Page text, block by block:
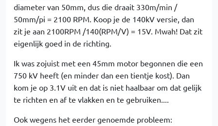
diameter van 50mm, dus die draait 330m/min /
50mm/pi = 2100 RPM. Koop je de 140kV versie, dan
zit je aan 2100RPM /140(RPM/V) = 15V. Mwah! Dat zit
eigenlijk goed in de richting.
Ik was zojuist met een 45mm motor begonnen die een
750 kV heeft (en minder dan een tientje kost). Dan
kom je op 3.1V uit en dat is niet haalbaar om dat gelijk
te richten en af te vlakken en te gebruiken....
Ook wegens het eerder genoemde probleem: